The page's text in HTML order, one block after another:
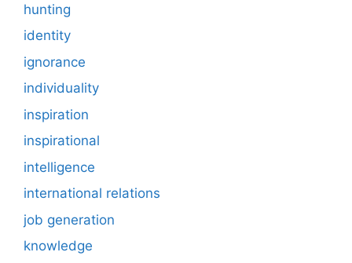
hunting
identity
ignorance
individuality
inspiration
inspirational
intelligence
international relations
job generation
knowledge